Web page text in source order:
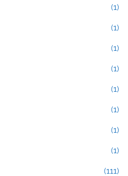
(1)
(1)
(1)
(1)
(1)
(1)
(1)
(1)
(111)